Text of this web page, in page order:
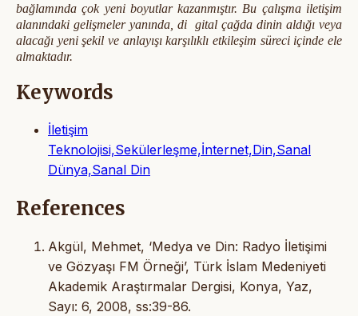
bağlamında çok yeni boyutlar kazanmıştır. Bu çalışma iletişim
alanındaki gelişmeler yanında, di gital çağda dinin aldığı veya
alacağı yeni şekil ve anlayışı karşılıklı etkileşim süreci içinde ele
almaktadır.
Keywords
İletişim
Teknolojisi,Sekülerleşme,İnternet,Din,Sanal
Dünya,Sanal Din
References
Akgül, Mehmet, ‘Medya ve Din: Radyo İletişimi
ve Gözyaşı FM Örneği’, Türk İslam Medeniyeti
Akademik Araştırmalar Dergisi, Konya, Yaz,
Sayı: 6, 2008, ss:39-86.